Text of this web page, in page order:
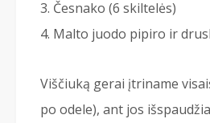
Česnako (6 skiltelės)
Malto juodo pipiro ir
Viščiuką gerai įtriname
po odele), ant jos